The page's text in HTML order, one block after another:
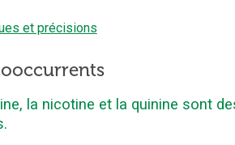
et précisions
la nicotine et la quinine sont